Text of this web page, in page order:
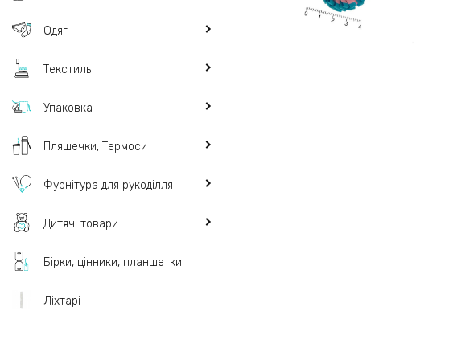
Одяг
Текстиль
Упаковка
Пляшечки, Термоси
Фурнітура для рукоділля
Дитячі товари
Бірки, цінники, планшетки
Ліхтарі